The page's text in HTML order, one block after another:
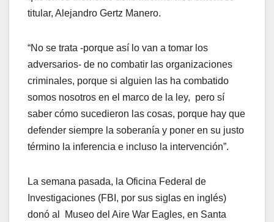
titular, Alejandro Gertz Manero.
“No se trata -porque así lo van a tomar los
adversarios- de no combatir las organizaciones
criminales, porque si alguien las ha combatido
somos nosotros en el marco de la ley, pero sí
saber cómo sucedieron las cosas, porque hay que
defender siempre la soberanía y poner en su justo
término la inferencia e incluso la intervención”.
La semana pasada, la Oficina Federal de
Investigaciones (FBI, por sus siglas en inglés)
donó al Museo del Aire War Eagles, en Santa